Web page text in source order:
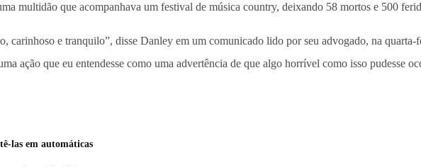
multidão que acompanhava um festival de música country, deixando 58 mortos e 500
carinhoso e tranquilo”, disse Danley em um comunicado lido por seu advogado, na
ação que eu entendesse como uma advertência de que algo horrível como isso pudesse
las em automáticas